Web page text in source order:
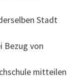
Stadt
Bezug von
mitteilen